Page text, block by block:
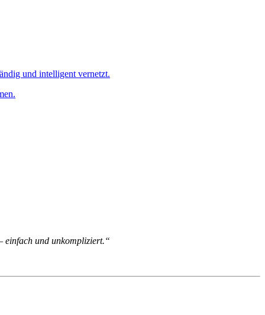
und intelligent vernetzt.
einfach und unkompliziert.“